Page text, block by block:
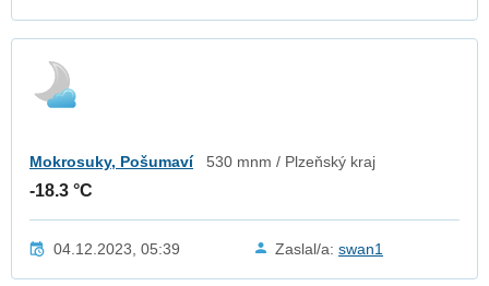
Mokrosuky, Pošumaví 530 mnm / Plzeňský kraj
-18.3 °C
04.12.2023, 05:39 Zaslal/a: swan1